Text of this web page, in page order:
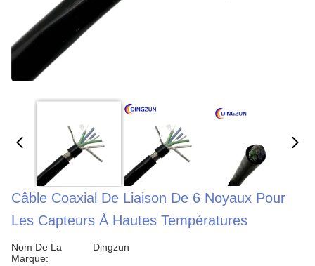
Câble Coaxial De Liaison De 6 Noyaux Pour
Les Capteurs À Hautes Températures
Nom De La
Marque:
Dingzun